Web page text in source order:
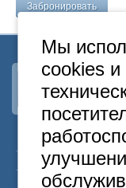
Забронировать
Наша
Москва
Санкт-Петербург
Бесплатный
+7
+7
8
Мы
cookies